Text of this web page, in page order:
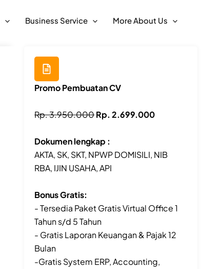
Business Service More About Us
Promo Pembuatan CV
Rp. 3.950.000Rp. 2.699.000
Dokumen lengkap :
AKTA, SK, SKT, NPWP DOMISILI, NIB
RBA, IJIN USAHA, API
Bonus Gratis:
- Tersedia Paket Gratis Virtual Office 1
Tahun s/d 5 Tahun
- Gratis Laporan Keuangan & Pajak 12
Bulan
-Gratis System ERP, Accounting,